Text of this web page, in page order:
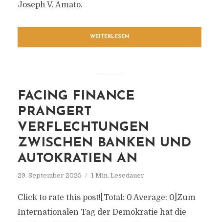
Joseph V. Amato.
WEITERLESEN
FACING FINANCE
PRANGERT
VERFLECHTUNGEN
ZWISCHEN BANKEN UND
AUTOKRATIEN AN
29. September 2025 1 Min. Lesedauer
Click to rate this post![Total: 0 Average: 0]Zum
Internationalen Tag der Demokratie hat die